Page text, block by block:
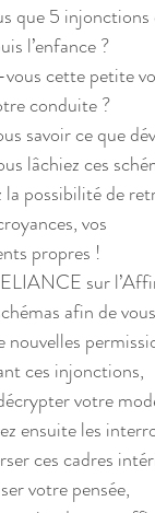
que 5
l’enfance ?
cette petite
conduite ?
savoir ce que
lâchiez ces
la possibilité de
vos
propres !
sur
afin de
nouvelles
ces injonctions,
votre
ensuite les
ces cadres
votre pensée,